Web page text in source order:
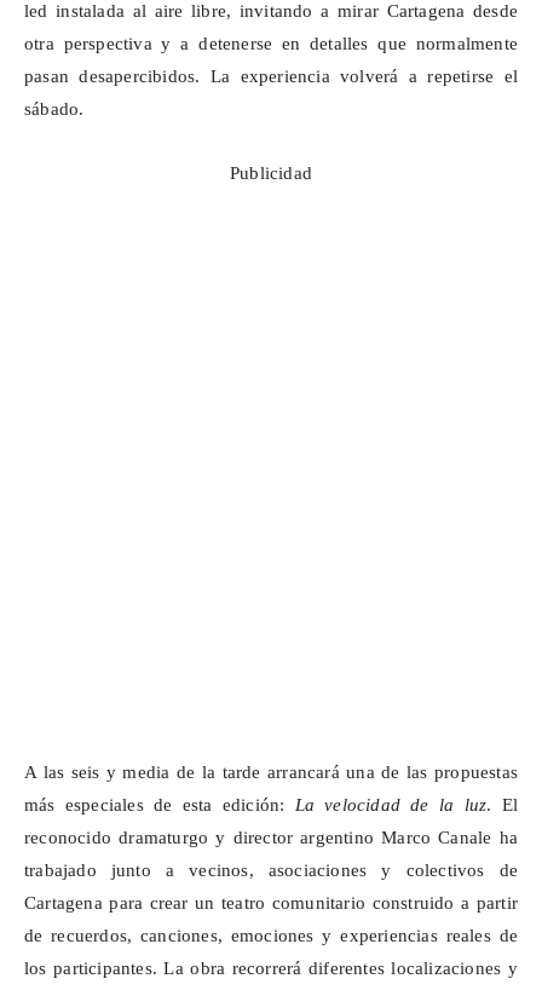
led instalada al aire libre, invitando a mirar Cartagena desde
otra perspectiva y a detenerse en detalles que normalmente
pasan desapercibidos. La experiencia volverá a repetirse el
sábado.
Publicidad
A las seis y media de la tarde arrancará una de las propuestas
más especiales de esta edición: La velocidad de la luz. El
reconocido dramaturgo y director argentino Marco Canale ha
trabajado junto a vecinos, asociaciones y colectivos de
Cartagena para crear un teatro comunitario construido a partir
de recuerdos, canciones, emociones y experiencias reales de
los participantes. La obra recorrerá diferentes localizaciones y